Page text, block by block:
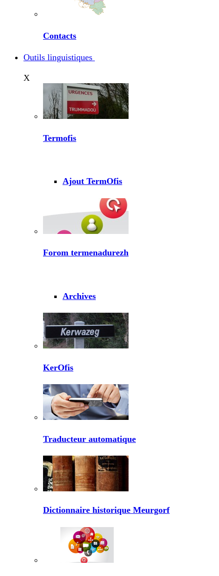
Contacts
Outils linguistiques
X
Termofis
Ajout TermOfis
Forom termenadurezh
Archives
KerOfis
Traducteur automatique
Dictionnaire historique Meurgorf